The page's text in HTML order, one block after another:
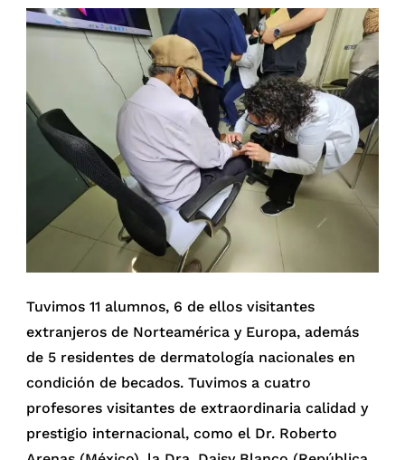
Tuvimos 11 alumnos, 6 de ellos visitantes
extranjeros de Norteamérica y Europa, además
de 5 residentes de dermatología nacionales en
condición de becados. Tuvimos a cuatro
profesores visitantes de extraordinaria calidad y
prestigio internacional, como el Dr. Roberto